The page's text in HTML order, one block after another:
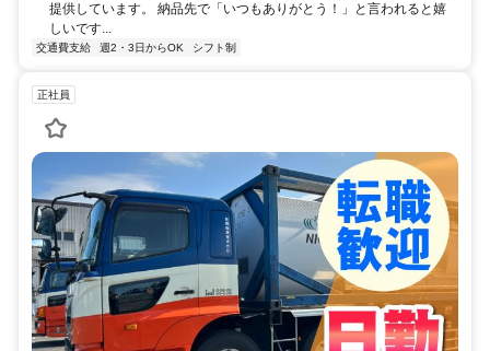
提供しています。 納品先で「いつもありがとう！」と言われると嬉
しいです...
交通費支給 週2・3日からOK シフト制
正社員